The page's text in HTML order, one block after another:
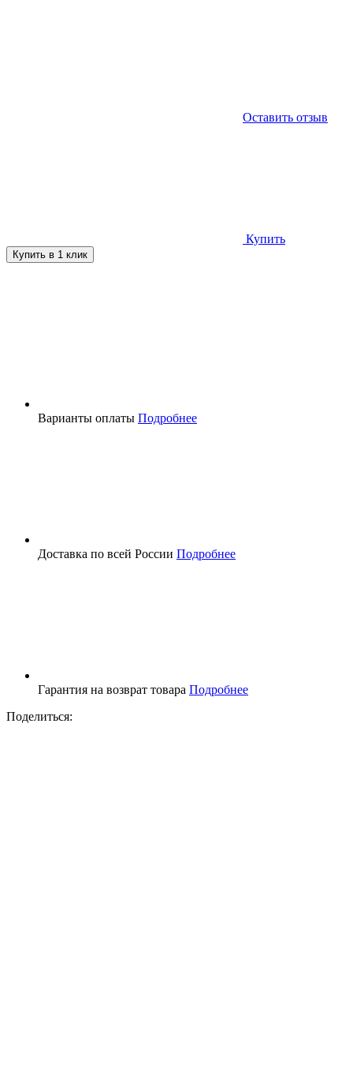
Оставить отзыв
Купить
Варианты оплаты Подробнее
Доставка по всей России Подробнее
Гарантия на возврат товара Подробнее
Поделиться: